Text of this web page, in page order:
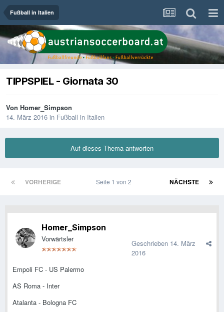
Fußball in Italien
TIPPSPIEL - Giornata 30
Von Homer_Simpson
14. März 2016 in Fußball in Italien
Auf dieses Thema antworten
VORHERIGE NÄCHSTE
Seite 1 von 2
Homer_Simpson
Vorwärtsler Geschrieben 14. März
2016
Empoli FC - US Palermo
AS Roma - Inter
Atalanta - Bologna FC